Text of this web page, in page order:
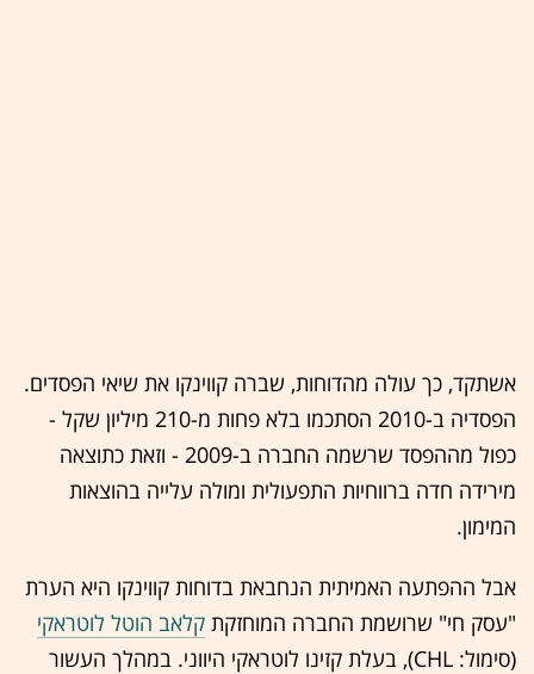
אשתקד, כך עולה מהדוחות, שברה קווינקו את שיאי הפסדים.
הפסדיה ב-2010 הסתכמו בלא פחות מ-210 מיליון שקל -
כפול מההפסד שרשמה החברה ב-2009 - וזאת כתוצאה
מירידה חדה ברווחיות התפעולית ומולה עלייה בהוצאות
המימון.
אבל ההפתעה האמיתית הנחבאת בדוחות קווינקו היא הערת
"עסק חי" שרושמת החברה המוחזקת קלאב הוטל לוטראקי
(סימול: CHL), בעלת קזינו לוטראקי היווני. במהלך העשור